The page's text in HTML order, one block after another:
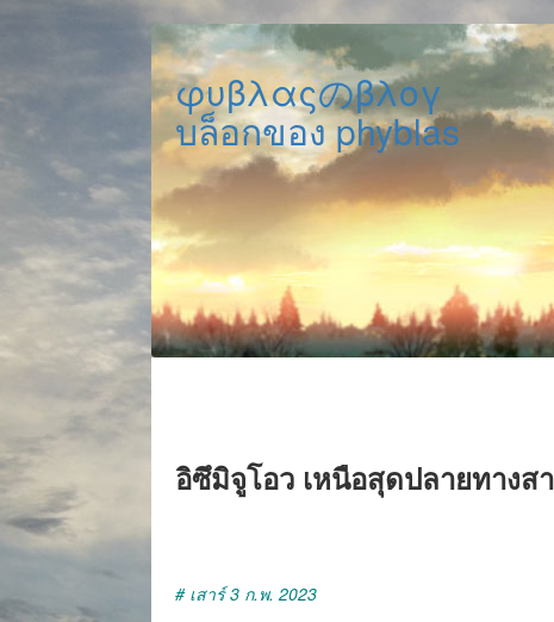
φυβλαςのβλογ
บล็อกของ phyblas
อิซึมิจูโอว เหนือสุดปลายทางส
# เสาร์ 3 ก.พ. 2023